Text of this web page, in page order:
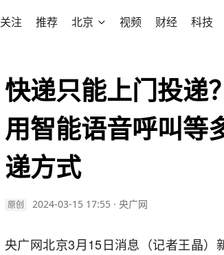
关注 推荐 北京 视频 财经 科技
快递只能上门投递
用智能语音呼叫等
递方式
原创 2024-03-15 17:55 · 央广网
央广网北京3月15日消息（记者王晶